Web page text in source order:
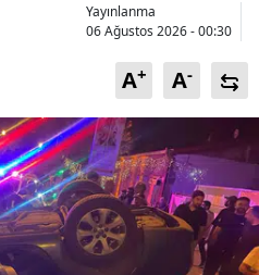
Yayınlanma
06 Ağustos 2026 - 00:30
A+ A-